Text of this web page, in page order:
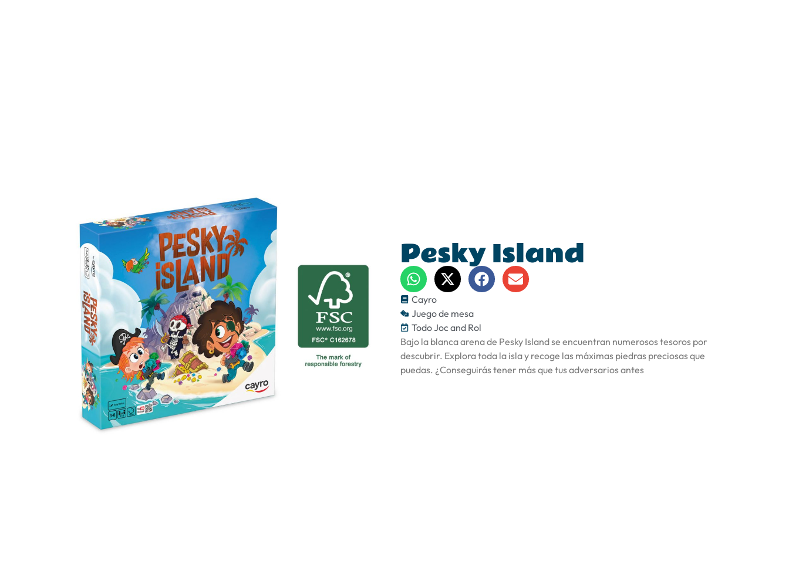
Pesky Island
Cayro
Juego de mesa
Todo Joc and Rol
Bajo la blanca arena de Pesky Island se encuentran numerosos tesoros por
descubrir. Explora toda la isla y recoge las máximas piedras preciosas que
puedas. ¿Conseguirás tener más que tus adversarios antes